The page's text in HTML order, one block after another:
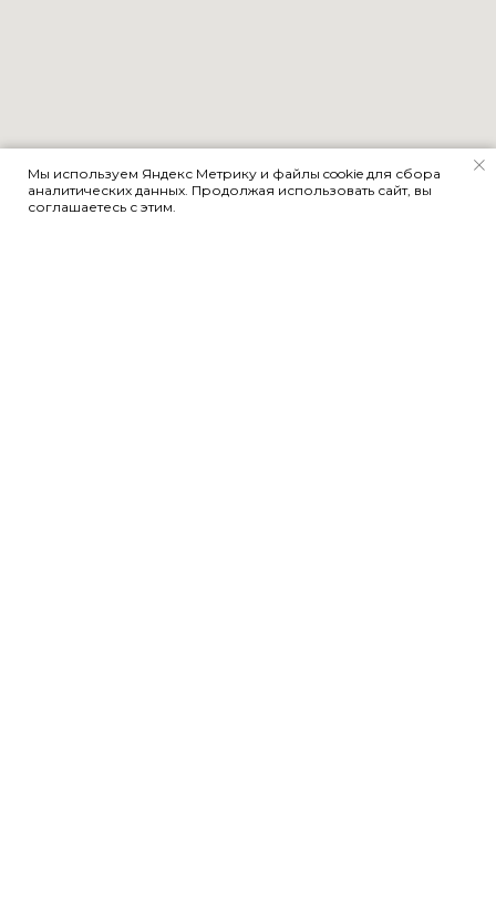
Мы используем Яндекс Метрику и файлы cookie для сбора
аналитических данных. Продолжая использовать сайт, вы
соглашаетесь с этим.